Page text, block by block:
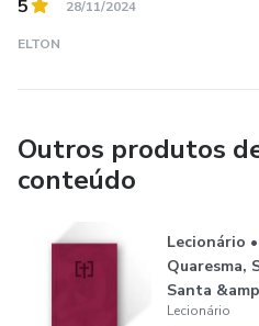
5 28/11/2024
ELTON
Outros produtos
conteúdo
Lecionário •
Quaresma,
Santa
Páscoa –
Lecionário